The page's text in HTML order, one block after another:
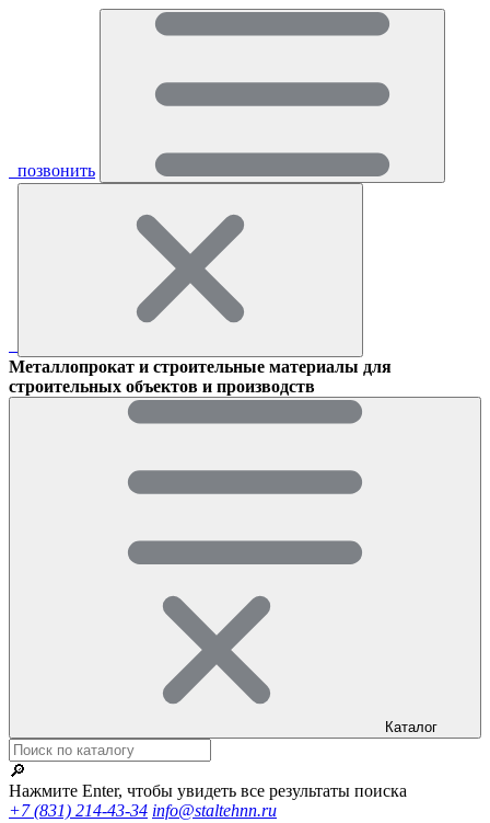
позвонить
Металлопрокат и строительные материалы для
строительных объектов и производств
Каталог
🔎
Нажмите Enter, чтобы увидеть все результаты поиска
+7 (831) 214-43-34 info@staltehnn.ru